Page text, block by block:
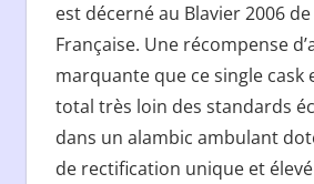
est décerné au Blavier 2006
Française. Une récompense
marquante que ce single cask
total très loin des standards
dans un alambic ambulant
de rectification unique et